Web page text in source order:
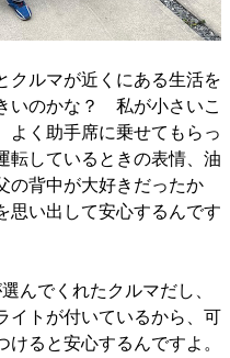
クルマが近くにある生活を
いのかな？ 私が小さいこ
よく助手席に乗せてもらっ
転しているときの表情、油
の背中が大好きだったか
思い出して安心するんです
んでくれたクルマだし、
イトが付いているから、可
ると安心するんですよ。